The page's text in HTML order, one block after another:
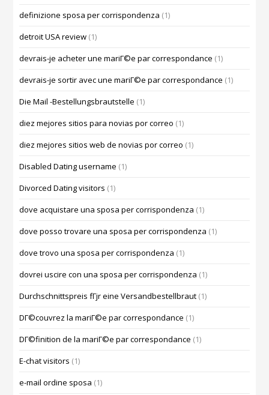
definizione sposa per corrispondenza (1)
detroit USA review (1)
devrais-je acheter une mariГ©e par correspondance (1)
devrais-je sortir avec une mariГ©e par correspondance (1)
Die Mail -Bestellungsbrautstelle (1)
diez mejores sitios para novias por correo (1)
diez mejores sitios web de novias por correo (1)
Disabled Dating username (1)
Divorced Dating visitors (1)
dove acquistare una sposa per corrispondenza (1)
dove posso trovare una sposa per corrispondenza (1)
dove trovo una sposa per corrispondenza (1)
dovrei uscire con una sposa per corrispondenza (1)
Durchschnittspreis fГјr eine Versandbestellbraut (1)
DГ©couvrez la mariГ©e par correspondance (1)
DГ©finition de la mariГ©e par correspondance (1)
E-chat visitors (1)
e-mail ordine sposa (1)